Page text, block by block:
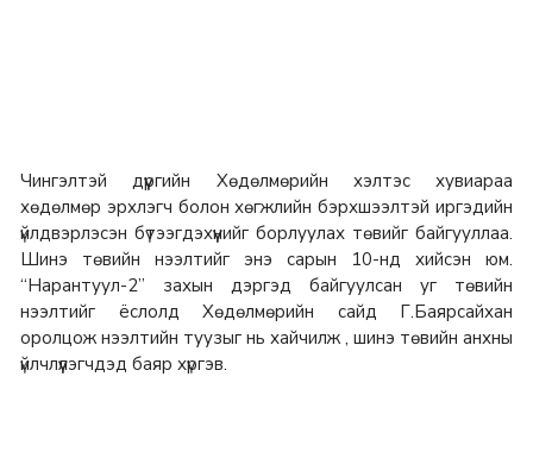
Чингэлтэй дүүргийн Хөдөлмөрийн хэлтэс хувиараа
хөдөлмөр эрхлэгч болон хөгжлийн бэрхшээлтэй иргэдийн
үйлдвэрлэсэн бүтээгдэхүүнийг борлуулах төвийг байгууллаа.
Шинэ төвийн нээлтийг энэ сарын 10-нд хийсэн юм.
“Нарантуул-2” захын дэргэд байгуулсан уг төвийн
нээлтийг ёслолд Хөдөлмөрийн сайд Г.Баярсайхан
оролцож нээлтийн туузыг нь хайчилж , шинэ төвийн анхны
үйлчлүүлэгчдэд баяр хүргэв.